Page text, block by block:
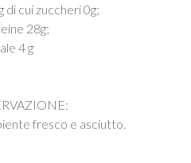
di cui zuccheri 0g;
28g;
4 g
fresco e asciutto.